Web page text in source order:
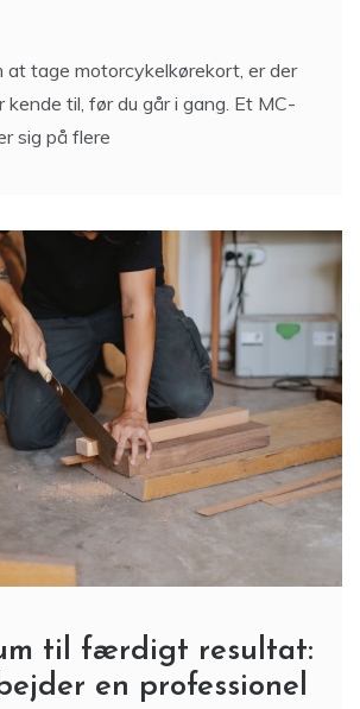
at tage motorcykelkørekort, er der
kende til, før du går i gang. Et MC-
sig på flere
til færdigt resultat:
en professionel